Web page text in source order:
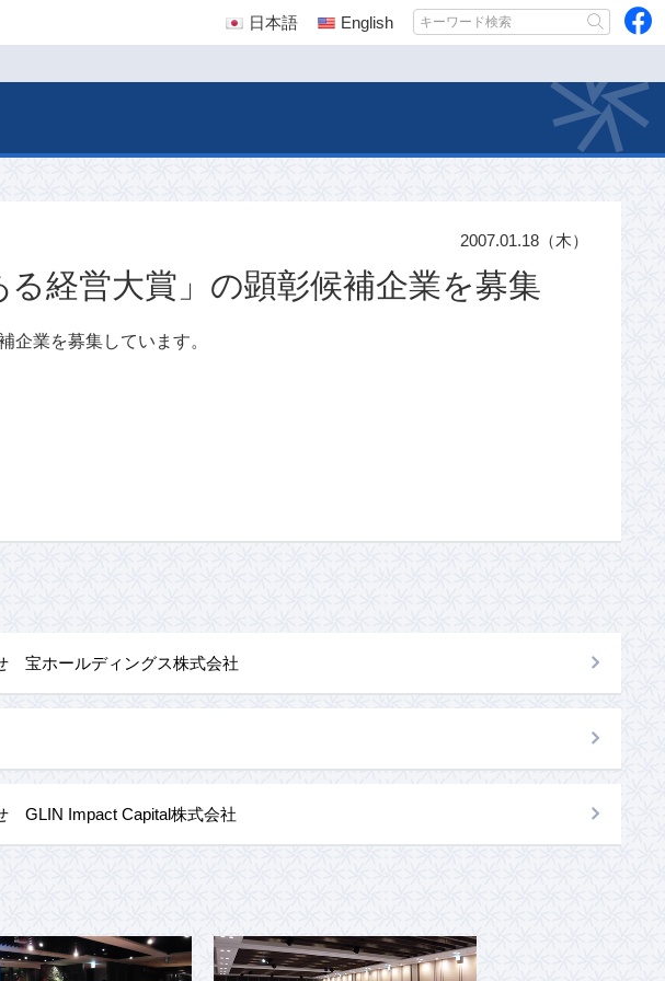
日本語 English
経営大賞」の顕彰候補企業を募集
2007.01.18（木）
企業を募集しています。
宝ホールディングス株式会社
GLIN Impact Capital株式会社